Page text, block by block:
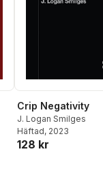
Crip Negativity
J. Logan Smilges
Häftad, 2023
128 kr